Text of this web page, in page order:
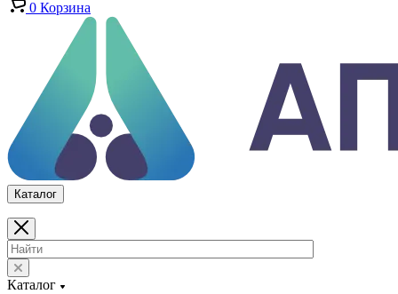
Каталог
По всему сайту
По каталогу
Войти
0
Сравнение
0
Избранное
0 Корзина